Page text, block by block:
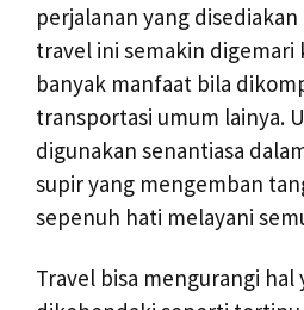
perjalanan yang
travel ini semakin
banyak manfaat bila
transportasi umum lainya.
digunakan senantiasa
supir yang mengemban
sepenuh hati melayani
Travel bisa mengurangi hal